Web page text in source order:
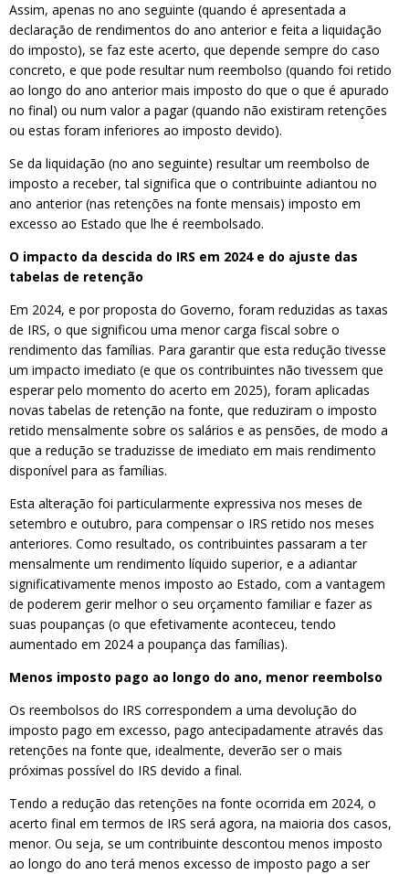
Assim, apenas no ano seguinte (quando é apresentada a
declaração de rendimentos do ano anterior e feita a liquidação
do imposto), se faz este acerto, que depende sempre do caso
concreto, e que pode resultar num reembolso (quando foi retido
ao longo do ano anterior mais imposto do que o que é apurado
no final) ou num valor a pagar (quando não existiram retenções
ou estas foram inferiores ao imposto devido).
Se da liquidação (no ano seguinte) resultar um reembolso de
imposto a receber, tal significa que o contribuinte adiantou no
ano anterior (nas retenções na fonte mensais) imposto em
excesso ao Estado que lhe é reembolsado.
O impacto da descida do IRS em 2024 e do ajuste das
tabelas de retenção
Em 2024, e por proposta do Governo, foram reduzidas as taxas
de IRS, o que significou uma menor carga fiscal sobre o
rendimento das famílias. Para garantir que esta redução tivesse
um impacto imediato (e que os contribuintes não tivessem que
esperar pelo momento do acerto em 2025), foram aplicadas
novas tabelas de retenção na fonte, que reduziram o imposto
retido mensalmente sobre os salários e as pensões, de modo a
que a redução se traduzisse de imediato em mais rendimento
disponível para as famílias.
Esta alteração foi particularmente expressiva nos meses de
setembro e outubro, para compensar o IRS retido nos meses
anteriores. Como resultado, os contribuintes passaram a ter
mensalmente um rendimento líquido superior, e a adiantar
significativamente menos imposto ao Estado, com a vantagem
de poderem gerir melhor o seu orçamento familiar e fazer as
suas poupanças (o que efetivamente aconteceu, tendo
aumentado em 2024 a poupança das famílias).
Menos imposto pago ao longo do ano, menor reembolso
Os reembolsos do IRS correspondem a uma devolução do
imposto pago em excesso, pago antecipadamente através das
retenções na fonte que, idealmente, deverão ser o mais
próximas possível do IRS devido a final.
Tendo a redução das retenções na fonte ocorrida em 2024, o
acerto final em termos de IRS será agora, na maioria dos casos,
menor. Ou seja, se um contribuinte descontou menos imposto
ao longo do ano terá menos excesso de imposto pago a ser